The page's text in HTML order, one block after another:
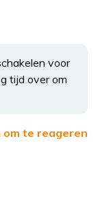
voor
tijd over om
om te reageren